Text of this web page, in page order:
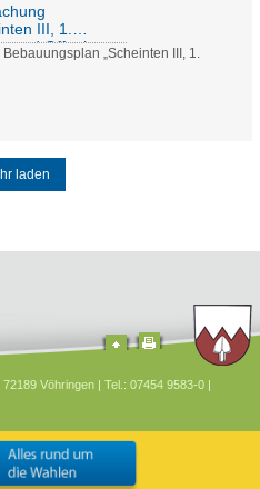
III, 1.
und Offenlage„Scheinten III, 1.
laden
Vöhringen | Tel.: 07454 9583-0 |